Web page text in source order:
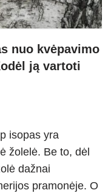
nuo kvėpavimo
ją vartoti
isopas yra
žolelė. Be to, dėl
dažnai
pramonėje. O